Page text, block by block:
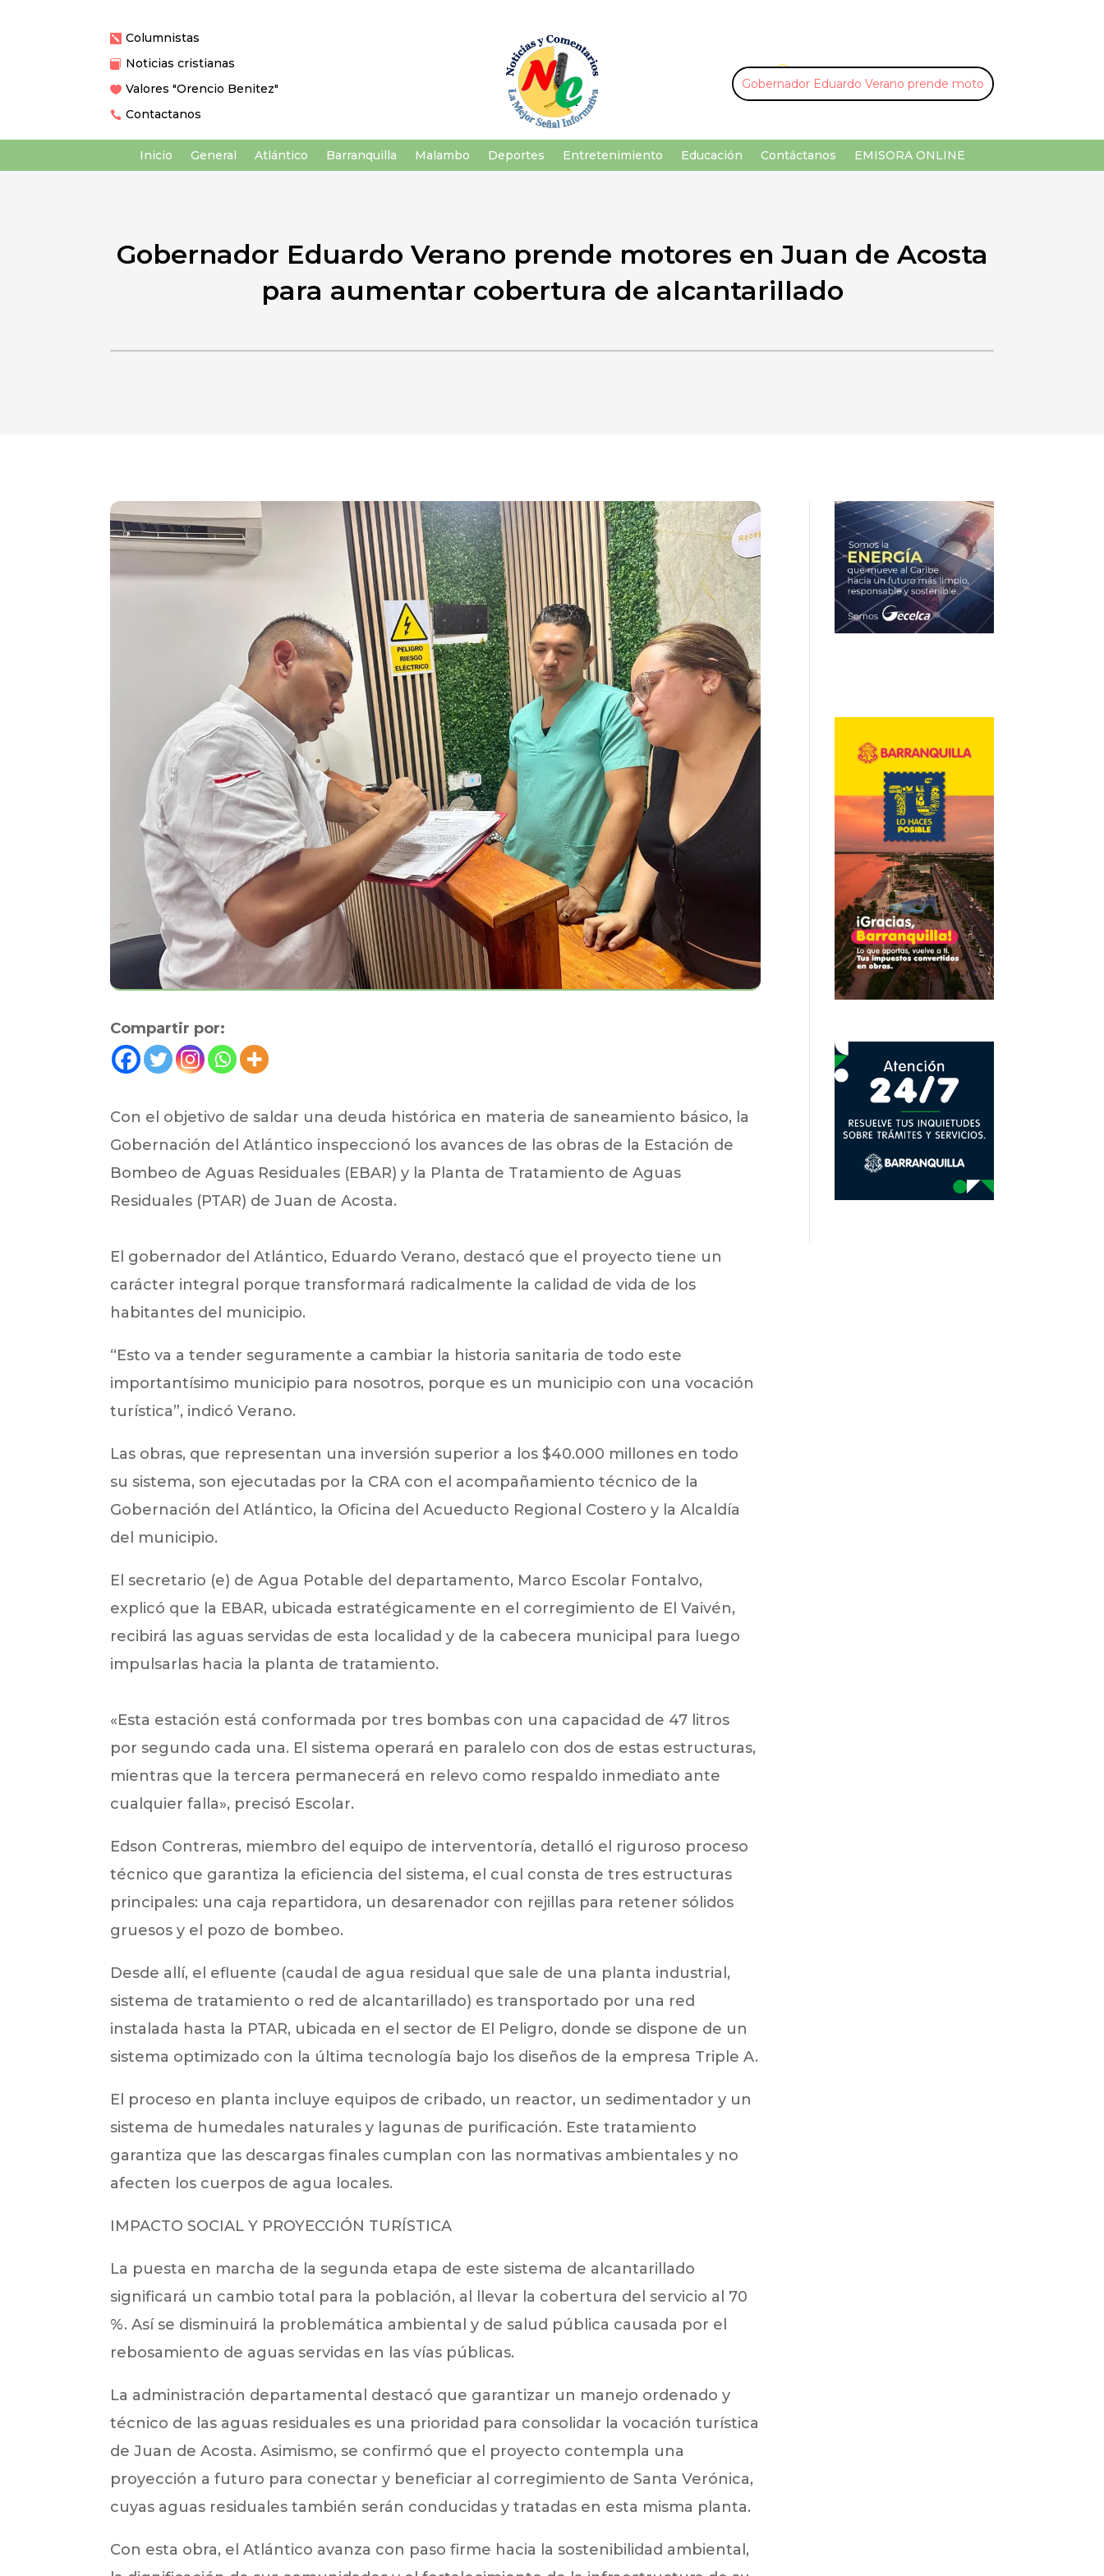
 Columnistas
 Noticias cristianas
 Valores "Orencio Benitez"
 Contactanos
U ¡Buscar por palabra clave!
Inicio General Atlántico Barranquilla Malambo Deportes Entretenimiento Educación Contáctanos EMISORA ONLINE
Gobernador Eduardo Verano prende motores en Juan de Acosta
para aumentar cobertura de alcantarillado
Compartir por:
Con el objetivo de saldar una deuda histórica en materia de saneamiento básico, la
Gobernación del Atlántico inspeccionó los avances de las obras de la Estación de
Bombeo de Aguas Residuales (EBAR) y la Planta de Tratamiento de Aguas
Residuales (PTAR) de Juan de Acosta.
El gobernador del Atlántico, Eduardo Verano, destacó que el proyecto tiene un
carácter integral porque transformará radicalmente la calidad de vida de los
habitantes del municipio.
“Esto va a tender seguramente a cambiar la historia sanitaria de todo este
importantísimo municipio para nosotros, porque es un municipio con una vocación
turística”, indicó Verano.
Las obras, que representan una inversión superior a los $40.000 millones en todo
su sistema, son ejecutadas por la CRA con el acompañamiento técnico de la
Gobernación del Atlántico, la Oficina del Acueducto Regional Costero y la Alcaldía
del municipio.
El secretario (e) de Agua Potable del departamento, Marco Escolar Fontalvo,
explicó que la EBAR, ubicada estratégicamente en el corregimiento de El Vaivén,
recibirá las aguas servidas de esta localidad y de la cabecera municipal para luego
impulsarlas hacia la planta de tratamiento.
«Esta estación está conformada por tres bombas con una capacidad de 47 litros
por segundo cada una. El sistema operará en paralelo con dos de estas estructuras,
mientras que la tercera permanecerá en relevo como respaldo inmediato ante
cualquier falla», precisó Escolar.
Edson Contreras, miembro del equipo de interventoría, detalló el riguroso proceso
técnico que garantiza la eficiencia del sistema, el cual consta de tres estructuras
principales: una caja repartidora, un desarenador con rejillas para retener sólidos
gruesos y el pozo de bombeo.
Desde allí, el efluente (caudal de agua residual que sale de una planta industrial,
sistema de tratamiento o red de alcantarillado) es transportado por una red
instalada hasta la PTAR, ubicada en el sector de El Peligro, donde se dispone de un
sistema optimizado con la última tecnología bajo los diseños de la empresa Triple A.
El proceso en planta incluye equipos de cribado, un reactor, un sedimentador y un
sistema de humedales naturales y lagunas de purificación. Este tratamiento
garantiza que las descargas finales cumplan con las normativas ambientales y no
afecten los cuerpos de agua locales.
IMPACTO SOCIAL Y PROYECCIÓN TURÍSTICA
La puesta en marcha de la segunda etapa de este sistema de alcantarillado
significará un cambio total para la población, al llevar la cobertura del servicio al 70
%. Así se disminuirá la problemática ambiental y de salud pública causada por el
rebosamiento de aguas servidas en las vías públicas.
La administración departamental destacó que garantizar un manejo ordenado y
técnico de las aguas residuales es una prioridad para consolidar la vocación turística
de Juan de Acosta. Asimismo, se confirmó que el proyecto contempla una
proyección a futuro para conectar y beneficiar al corregimiento de Santa Verónica,
cuyas aguas residuales también serán conducidas y tratadas en esta misma planta.
Con esta obra, el Atlántico avanza con paso firme hacia la sostenibilidad ambiental,